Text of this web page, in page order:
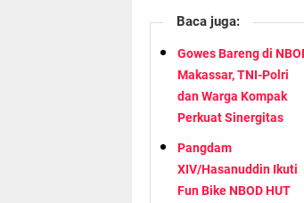
Baca juga:
Gowes Bareng di
Makassar, TNI-Polri
dan Warga Kompak
Perkuat Sinergitas
Pangdam
XIV/Hasanuddin Ikuti
Fun Bike NBOD HUT